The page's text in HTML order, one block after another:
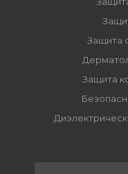
Защита
Защита